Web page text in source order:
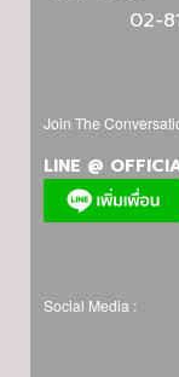
02-
Join The
LINE @
Social Media :